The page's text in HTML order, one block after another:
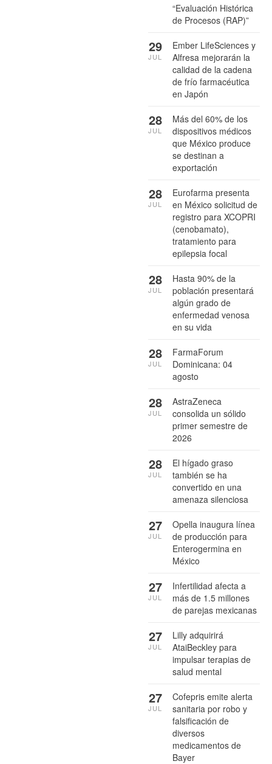
“Evaluación Histórica
de Procesos (RAP)”
Ember LifeSciences y
Alfresa mejorarán la
calidad de la cadena
de frío farmacéutica
en Japón
29
JUL
Más del 60% de los
dispositivos médicos
que México produce
se destinan a
exportación
28
JUL
Eurofarma presenta
en México solicitud de
registro para XCOPRI
(cenobamato),
tratamiento para
epilepsia focal
28
JUL
Hasta 90% de la
población presentará
algún grado de
enfermedad venosa
en su vida
28
JUL
FarmaForum
Dominicana: 04
agosto
28
JUL
AstraZeneca
consolida un sólido
primer semestre de
2026
28
JUL
El hígado graso
también se ha
convertido en una
amenaza silenciosa
28
JUL
Opella inaugura línea
de producción para
Enterogermina en
México
27
JUL
Infertilidad afecta a
más de 1.5 millones
de parejas mexicanas
27
JUL
Lilly adquirirá
AtaiBeckley para
impulsar terapias de
salud mental
27
JUL
Cofepris emite alerta
sanitaria por robo y
falsificación de
diversos
medicamentos de
Bayer
27
JUL